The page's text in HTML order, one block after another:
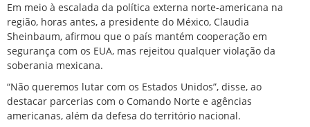
Em meio à escalada da política externa norte-americana na
região, horas antes, a presidente do México, Claudia
Sheinbaum, afirmou que o país mantém cooperação em
segurança com os EUA, mas rejeitou qualquer violação da
soberania mexicana.
“Não queremos lutar com os Estados Unidos”, disse, ao
destacar parcerias com o Comando Norte e agências
americanas, além da defesa do território nacional.